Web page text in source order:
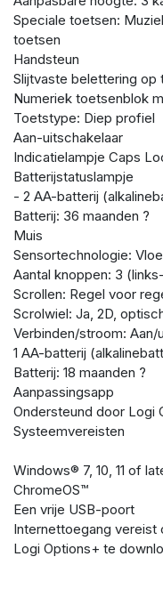
Speciale toetsen:
toetsen
Handsteun
Slijtvaste belettering op
Numeriek toetsenblok
Toetstype: Diep profiel
Aan-uitschakelaar
Indicatielampje Caps
Batterijstatuslampje
- 2 AA-batterij
Batterij: 36 maanden ?
Muis
Sensortechnologie:
Aantal knoppen: 3
Scrollen: Regel voor
Scrolwiel: Ja, 2D,
Verbinden/stroom: Aan/
1 AA-batterij
Batterij: 18 maanden ?
Aanpassingsapp
Ondersteund door Logi
Systeemvereisten
Windows®︎ 7, 10, 11 of
ChromeOS™
Een vrije USB-poort
Internettoegang vereist
Logi Options+ te